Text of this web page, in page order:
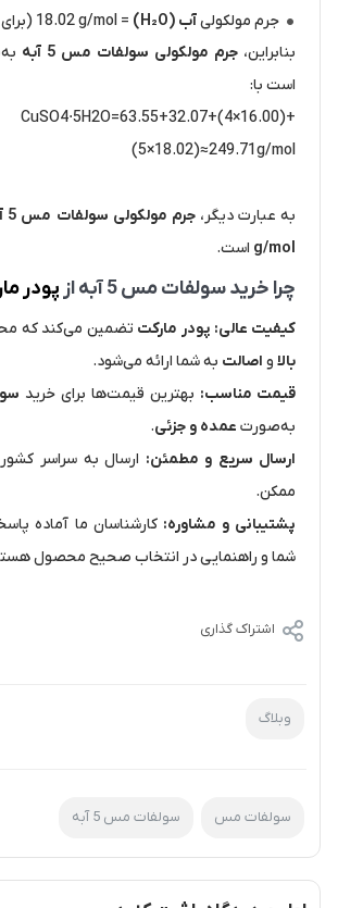
جرم مولکولیآب (H₂O)
= 18.02 g/mol (برای هر مولکول آب)
بنابراین، جرم مولکولی سولفات مس 5 آبه
است با:
CuSO4⋅5H2O=63.55+32.07+(4×16.00)+
(5×18.02)≈249.71g/mol
به عبارت دیگر،جرم مولکولی سولفات مس 5 آبه
g/mol است.
چرا خرید سولفات مس 5 آبه از پودر
کیفیت عالی: پودر مارکت تضمین می‌کند که
بالاو اصالت به شما ارائه می‌شود.
قیمت مناسب: بهترین قیمت‌ها برای خرید
به‌صورت عمده و جزئی.
ارسال سریع و مطمئن: ارسال به سراسر
ممکن.
پشتیبانی و مشاوره: کارشناسان ما آماده
شما و راهنمایی در انتخاب صحیح محصول
اشتراک گذاری
وبلاگ
سولفات مس سولفات مس 5 آبه